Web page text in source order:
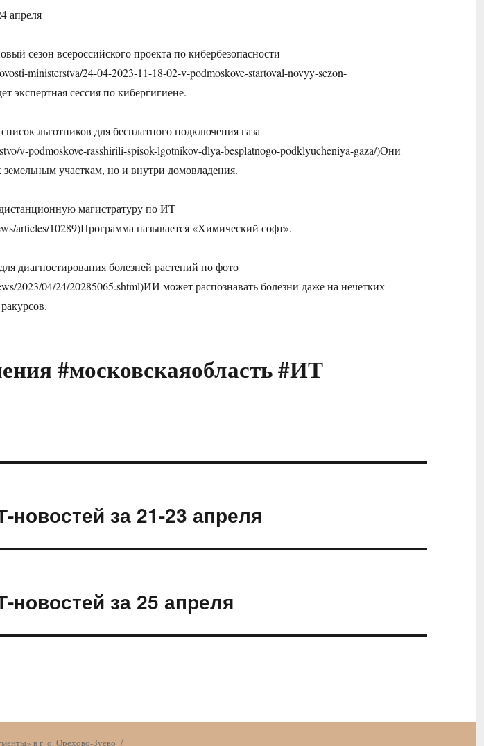
апреля
сезон всероссийского проекта по кибербезопасности
ministerstva/24-04-2023-11-18-02-v-podmoskove-startoval-novyy-sezon-
экспертная сессия по кибергигиене.
льготников для бесплатного подключения газа
v-podmoskove-rasshirili-spisok-lgotnikov-dlya-besplatnogo-podklyucheniya-gaza/)Они
земельным участкам, но и внутри домовладения.
магистратуру по ИТ
articles/10289)Программа называется «Химический софт».
диагностирования болезней растений по фото
2023/04/24/20285065.shtml)ИИ может распознавать болезни даже на нечетких
#московскаяобласть #ИТ
новостей за 21-23 апреля
новостей за 25 апреля
в г. о. Орехово-Зуево